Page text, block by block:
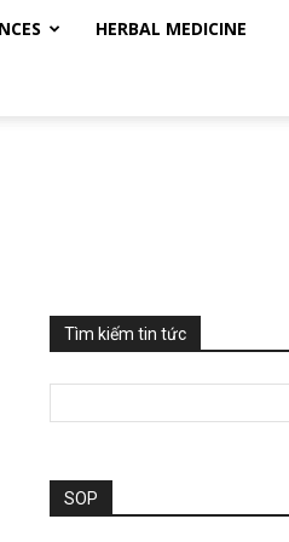
HERBAL MEDICINE
Tìm kiếm tin tức
SOP